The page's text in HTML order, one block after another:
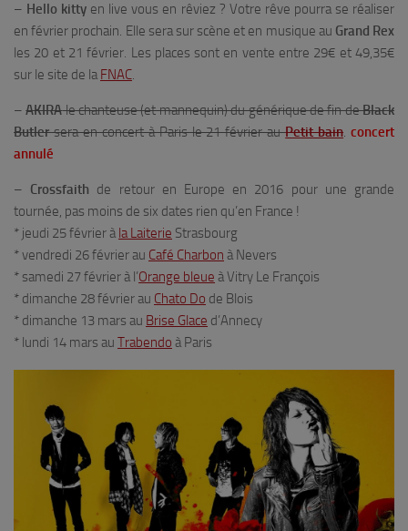
– Hello kitty en live vous en rêviez ? Votre rêve pourra se réaliser
en février prochain. Elle sera sur scène et en musique au Grand Rex
les 20 et 21 février. Les places sont en vente entre 29€ et 49,35€
sur le site de la FNAC.
–AKIRAle chanteuse (et mannequin) du générique de fin deBlack
Butlersera en concert à Paris le 21 février auPetit bain.concert
annulé
– Crossfaith de retour en Europe en 2016 pour une grande
tournée, pas moins de six dates rien qu’en France !
* jeudi 25 février à la Laiterie Strasbourg
* vendredi 26 février au Café Charbon à Nevers
* samedi 27 février à l’Orange bleue à Vitry Le François
* dimanche 28 février au Chato Do de Blois
* dimanche 13 mars au Brise Glace d’Annecy
* lundi 14 mars au Trabendo à Paris